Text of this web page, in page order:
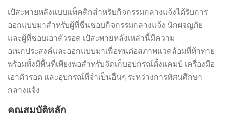
เป้สะพายหลังแบบแท็คติกสำหรับกิจกรรมกลางแจ้งได้รับการ
ออกแบบมาสำหรับผู้ที่ชื่นชอบกิจกรรมกลางแจ้ง นักผจญภัย
และผู้ที่ชอบเอาตัวรอด เป้สะพายหลังเหล่านี้มีความ
อเนกประสงค์และออกแบบมาเพื่อทนต่อสภาพแวดล้อมที่ท้าทาย
พร้อมทั้งมีพื้นที่เพียงพอสำหรับจัดเก็บอุปกรณ์ตั้งแคมป์ เครื่องมือ
เอาตัวรอด และอุปกรณ์ที่จำเป็นอื่นๆ ระหว่างการทัศนศึกษา
กลางแจ้ง
คุณสมบัติหลัก